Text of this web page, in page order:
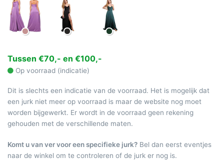
Tussen €70,- en €100,-
Op voorraad (indicatie)
Dit is slechts een indicatie van de voorraad. Het is mogelijk dat
een jurk niet meer op voorraad is maar de website nog moet
worden bijgewerkt. Er wordt in de voorraad geen rekening
gehouden met de verschillende maten.
Komt u van ver voor een specifieke jurk? Bel dan eerst eventjes
naar de winkel om te controleren of de jurk er nog is.